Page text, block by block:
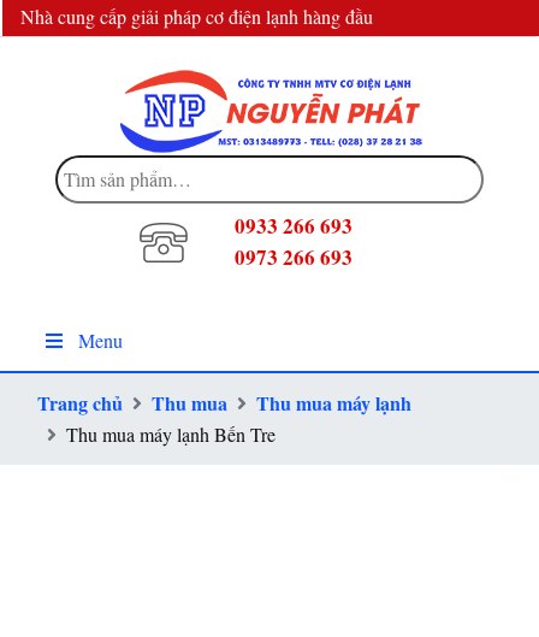
Nhà cung cấp giải pháp cơ điện lạnh hàng đầu
Tìm
kiếm:
0933 266 693
0973 266 693
Menu
Trang chủ Thu mua Thu mua máy lạnh
Thu mua máy lạnh Bến Tre